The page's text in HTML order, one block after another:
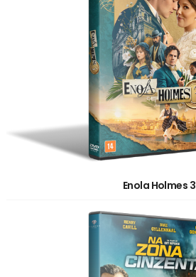
Enola Holmes 3